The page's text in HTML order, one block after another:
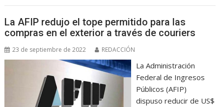
La AFIP redujo el tope permitido para las
compras en el exterior a través de couriers
23 de septiembre de 2022 REDACCIÓN
La Administración
Federal de Ingresos
Públicos (AFIP)
dispuso reducir de US$